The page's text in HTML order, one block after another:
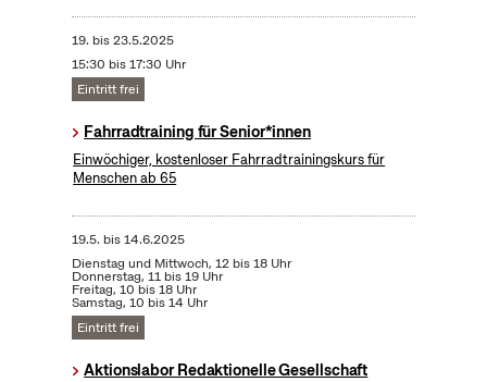
19. bis23.5.2025
15:30 bis 17:30 Uhr
Eintritt frei
Fahrradtraining für Senior*innen
Einwöchiger, kostenloser Fahrradtrainingskurs für
Menschen ab 65
19.5. bis14.6.2025
Dienstag und Mittwoch, 12 bis 18 Uhr
Donnerstag, 11 bis 19 Uhr
Freitag, 10 bis 18 Uhr
Samstag, 10 bis 14 Uhr
Eintritt frei
Aktionslabor Redaktionelle Gesellschaft